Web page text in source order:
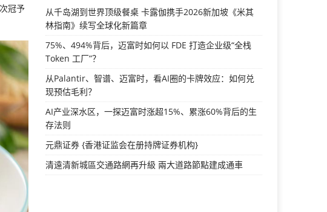
冠予
从千岛湖到世界顶级餐桌 卡露伽携手2026新加坡《米其
林指南》续写全球化新篇章
75%、494%背后，迈富时如何以 FDE 打造企业级“全栈
Token 工厂”？
从Palantir、智谱、迈富时，看AI圈的卡牌效应：如何兑
现预估毛利？
AI产业深水区，一探迈富时涨超15%、累涨60%背后的生
存法则
元鼎证券 {香港证监会在册持牌证券机构}
清遠清新城區交通路網再升級 兩大道路節點建成通車